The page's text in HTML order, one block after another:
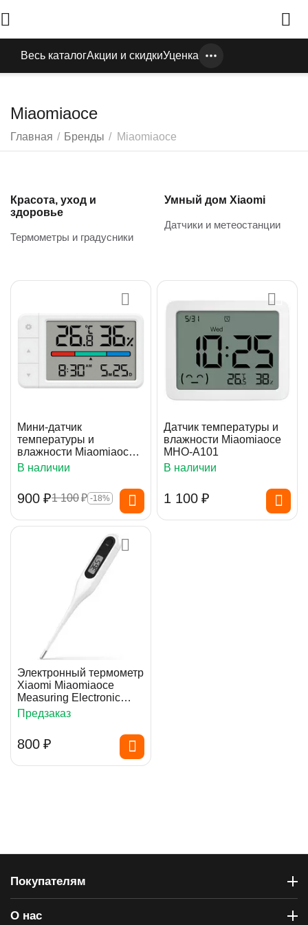
Весь каталогАкции и скидкиУценка
Miaomiaoce
Главная / Бренды / Miaomiaoce
Красота, уход и
здоровье
Термометры и градусники
Умный дом Xiaomi
Датчики и метеостанции
Мини-датчик
температуры и
влажности Miaomiaoce
Mini (MHO-C306)
В наличии
‍900‍ ₽1 100₽ -18%
Датчик температуры и
влажности Miaomiaoce
MHO-A101
В наличии
1 100 ₽
Электронный термометр
Xiaomi Miaomiaoce
Measuring Electronic
Thermometer (MMC-
W201)
Предзаказ
‍800‍ ₽
Покупателям
О нас